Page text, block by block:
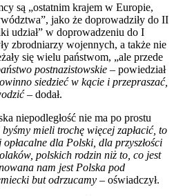
są „ostatnim krajem w Europie,
jako że doprowadziły do II
udział” w doprowadzeniu do I
zbrodniarzy wojennych, a także nie
się wielu państwom, „ale przede
postnazistowskie – powiedział
siedzieć w kącie i przepraszać,
– dodał.
niepodległość nie ma po prostu
mieli trochę więcej zapłacić, to
dla Polski, dla przyszłości
polskich rodzin niż to, co jest
nam jest Polska pod
but odrzucamy – oświadczył.